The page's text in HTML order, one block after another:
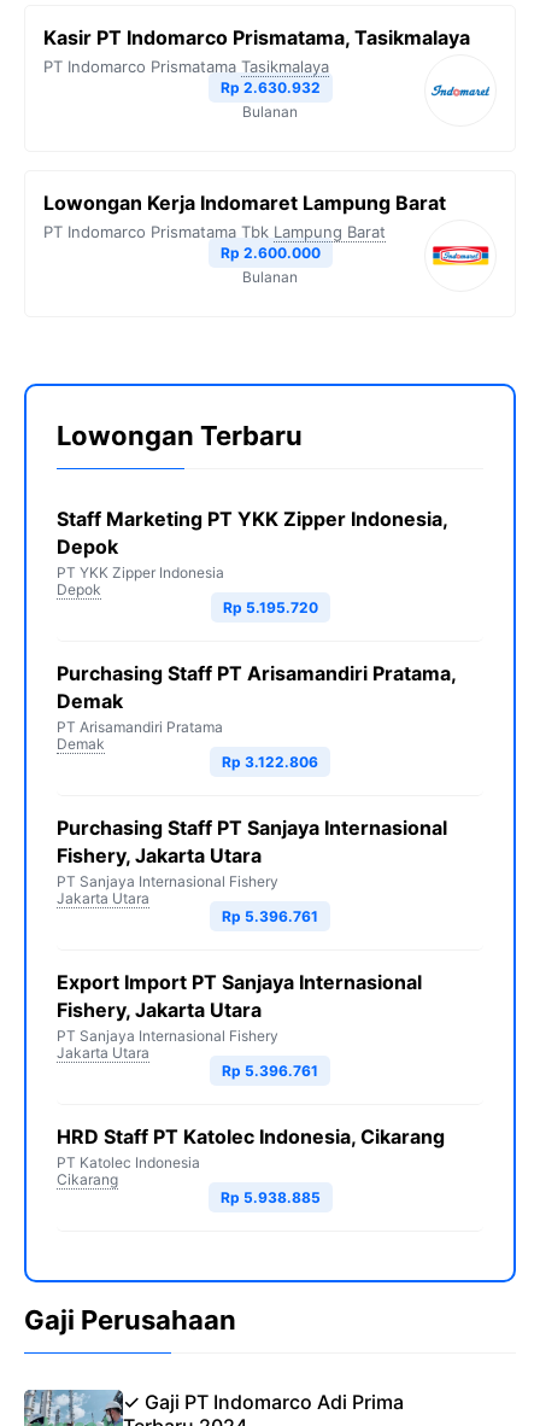
Kasir PT Indomarco Prismatama, Tasikmalaya
PT Indomarco Prismatama Tasikmalaya
Rp 2.630.932
Bulanan
Lowongan Kerja Indomaret Lampung Barat
PT Indomarco Prismatama Tbk Lampung Barat
Rp 2.600.000
Bulanan
Lowongan Terbaru
Staff Marketing PT YKK Zipper Indonesia,
Depok
PT YKK Zipper Indonesia
Depok
Rp 5.195.720
Purchasing Staff PT Arisamandiri Pratama,
Demak
PT Arisamandiri Pratama
Demak
Rp 3.122.806
Purchasing Staff PT Sanjaya Internasional
Fishery, Jakarta Utara
PT Sanjaya Internasional Fishery
Jakarta Utara
Rp 5.396.761
Export Import PT Sanjaya Internasional
Fishery, Jakarta Utara
PT Sanjaya Internasional Fishery
Jakarta Utara
Rp 5.396.761
HRD Staff PT Katolec Indonesia, Cikarang
PT Katolec Indonesia
Cikarang
Rp 5.938.885
Gaji Perusahaan
✓ Gaji PT Indomarco Adi Prima